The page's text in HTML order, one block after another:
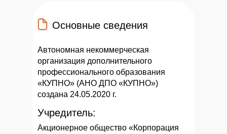
Основные сведения
Автономная некоммерческая
организация дополнительного
профессионального образования
«КУПНО» (АНО ДПО «КУПНО»)
создана 24.05.2020 г.
Учредитель:
Акционерное общество «Корпорация